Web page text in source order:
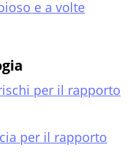
e a volte
per il rapporto
per il rapporto